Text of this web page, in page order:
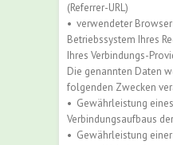
(Referrer-URL)
• verwendeter
Betriebssystem Ihres
Ihres Verbindungs-
Die genannten Daten
folgenden Zwecken
• Gewährleistung
Verbindungsaufbaus
• Gewährleistung